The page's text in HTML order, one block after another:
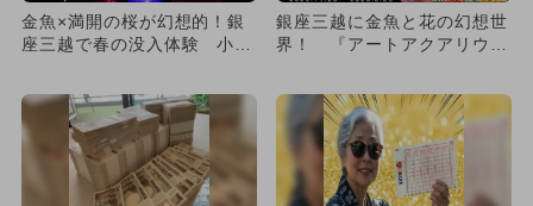
金魚×満開の桜が幻想的！銀
座三越で春の没入体験 小学
銀座三越に金魚と花の幻想世
界！ 『アートアクアリウム